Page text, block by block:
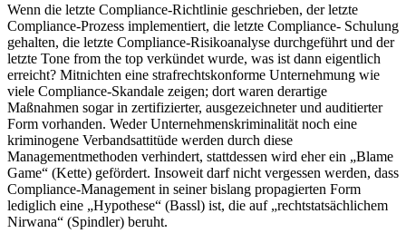
Wenn die letzte Compliance-Richtlinie geschrieben, der letzte
Compliance-Prozess implementiert, die letzte Compliance- Schulung
gehalten, die letzte Compliance-Risikoanalyse durchgeführt und der
letzte Tone from the top verkündet wurde, was ist dann eigentlich
erreicht? Mitnichten eine strafrechtskonforme Unternehmung wie
viele Compliance-Skandale zeigen; dort waren derartige
Maßnahmen sogar in zertifizierter, ausgezeichneter und auditierter
Form vorhanden. Weder Unternehmenskriminalität noch eine
kriminogene Verbandsattitüde werden durch diese
Managementmethoden verhindert, stattdessen wird eher ein „Blame
Game“ (Kette) gefördert. Insoweit darf nicht vergessen werden, dass
Compliance-Management in seiner bislang propagierten Form
lediglich eine „Hypothese“ (Bassl) ist, die auf „rechtstatsächlichem
Nirwana“ (Spindler) beruht.